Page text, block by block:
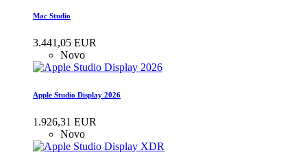
Mac Studio
3.441,05 EUR
Novo
Apple Studio Display 2026
1.926,31 EUR
Novo